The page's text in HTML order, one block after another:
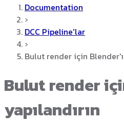
Documentation
›
DCC Pipeline'lar
›
Bulut render için Blender'ı
Bulut render
yapılandırın